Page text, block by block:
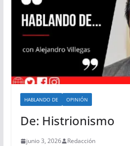
HABLANDO DE OPINIÓN
De: Histrionismo
junio 3, 2026 Redacción